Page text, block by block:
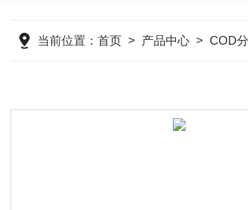
当前位置：首页 > 产品中心 >COD